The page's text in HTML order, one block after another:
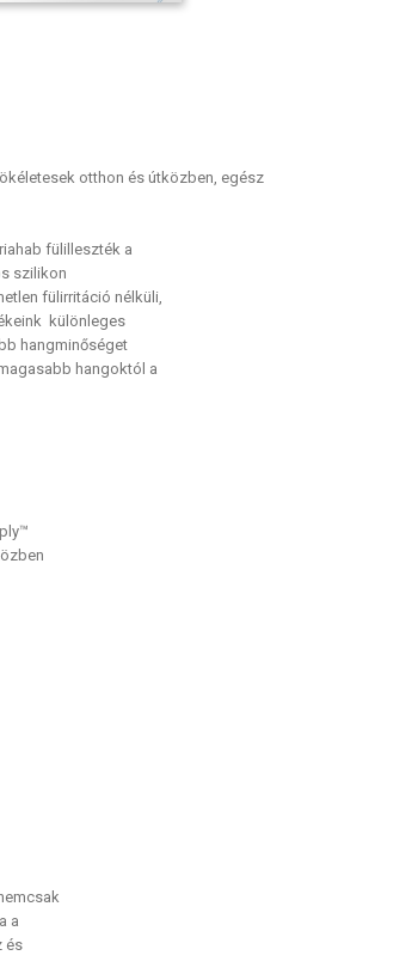
otthon és útközben, egész
fülilleszték a
szilikon
fülirritáció nélküli,
különleges
hangminőséget
hangoktól a
a
és